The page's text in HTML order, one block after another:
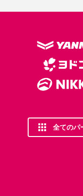
全てのパ